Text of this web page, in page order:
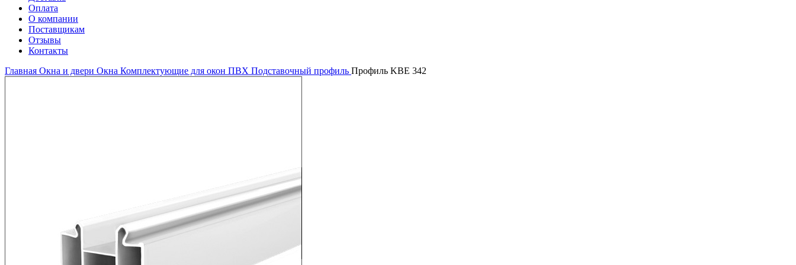
Оплата
О компании
Поставщикам
Отзывы
Контакты
Главная Окна и двери Окна Комплектующие для окон ПВХ Подставочный профиль Профиль KBE 342